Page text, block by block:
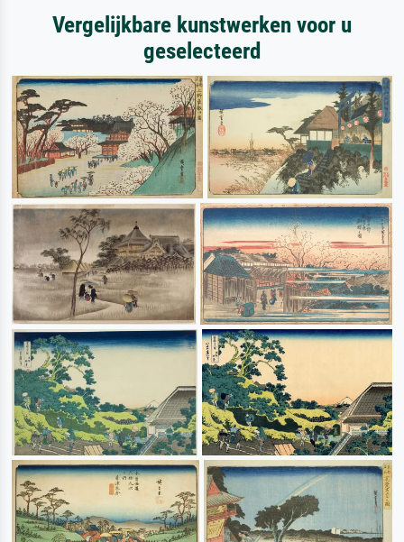
Vergelijkbare kunstwerken voor u
geselecteerd